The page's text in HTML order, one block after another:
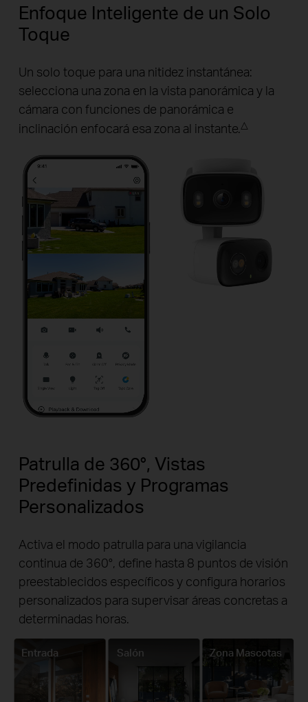
Enfoque Inteligente de un Solo
Toque
Un solo toque para una nitidez instantánea:
selecciona una zona en la vista panorámica y la
cámara con funciones de panorámica e
inclinación enfocará esa zona al instante. △
Patrulla de 360°, Vistas
Predefinidas y Programas
Personalizados
Activa el modo patrulla para una vigilancia
continua de 360°, define hasta 8 puntos de visión
preestablecidos específicos y configura horarios
personalizados para supervisar áreas concretas a
determinadas horas.
Entrada Salón Zona Mascotas